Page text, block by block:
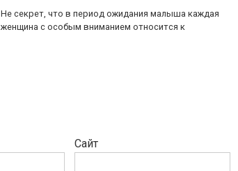
Не секрет, что в период ожидания малыша каждая
женщина с особым вниманием относится к
Сайт